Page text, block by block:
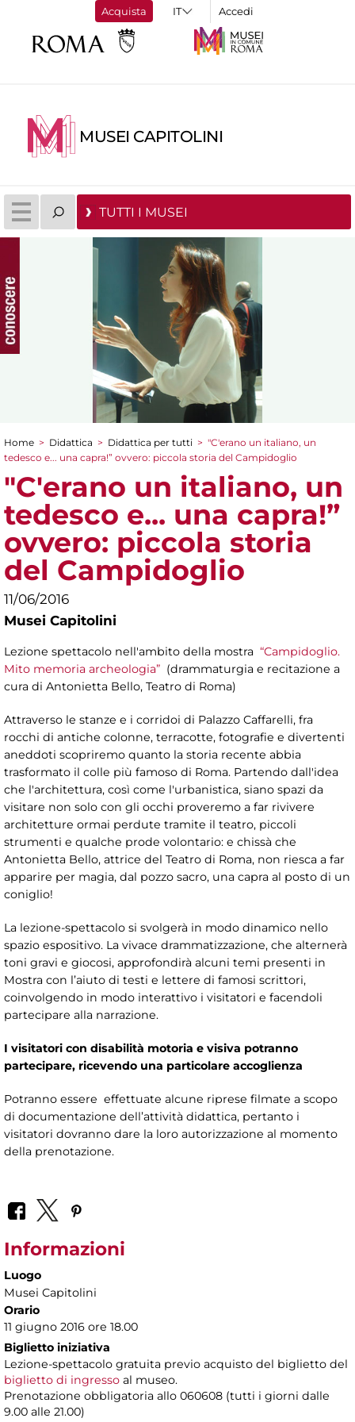
Acquista Accedi
MUSEI CAPITOLINI
TUTTI I MUSEI
Tu sei qui
Home > Didattica > Didattica per tutti > "C'erano un italiano, un
tedesco e... una capra!” ovvero: piccola storia del Campidoglio
"C'erano un italiano, un
tedesco e... una capra!”
ovvero: piccola storia
del Campidoglio
11/06/2016
Musei Capitolini
Lezione spettacolo nell'ambito della mostra “Campidoglio.
Mito memoria archeologia” (drammaturgia e recitazione a
cura di Antonietta Bello, Teatro di Roma)
Attraverso le stanze e i corridoi di Palazzo Caffarelli, fra
rocchi di antiche colonne, terracotte, fotografie e divertenti
aneddoti scopriremo quanto la storia recente abbia
trasformato il colle più famoso di Roma. Partendo dall'idea
che l'architettura, così come l'urbanistica, siano spazi da
visitare non solo con gli occhi proveremo a far rivivere
architetture ormai perdute tramite il teatro, piccoli
strumenti e qualche prode volontario: e chissà che
Antonietta Bello, attrice del Teatro di Roma, non riesca a far
apparire per magia, dal pozzo sacro, una capra al posto di un
coniglio!
La lezione-spettacolo si svolgerà in modo dinamico nello
spazio espositivo. La vivace drammatizzazione, che alternerà
toni gravi e giocosi, approfondirà alcuni temi presenti in
Mostra con l’aiuto di testi e lettere di famosi scrittori,
coinvolgendo in modo interattivo i visitatori e facendoli
partecipare alla narrazione.
I visitatori con disabilità motoria e visiva potranno
partecipare, ricevendo una particolare accoglienza
Potranno essere effettuate alcune riprese filmate a scopo
di documentazione dell’attività didattica, pertanto i
visitatori dovranno dare la loro autorizzazione al momento
della prenotazione.
Informazioni
Luogo
Musei Capitolini
Orario
11 giugno 2016 ore 18.00
Biglietto iniziativa
Lezione-spettacolo gratuita previo acquisto del biglietto del
biglietto di ingresso al museo.
Prenotazione obbligatoria allo 060608 (tutti i giorni dalle
9.00 alle 21.00)